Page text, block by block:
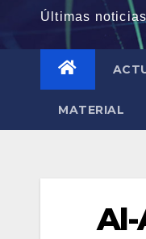
Últimas
MATERIAL